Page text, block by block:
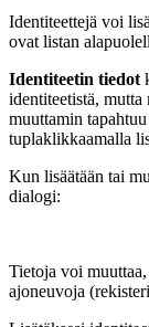
Identiteettejä voi
ovat listan
Identiteetin tiedot
identiteetistä,
muuttamin
tuplaklikkaamalla
Kun lisäätään tai
dialogi:
Tietoja voi
ajoneuvoja